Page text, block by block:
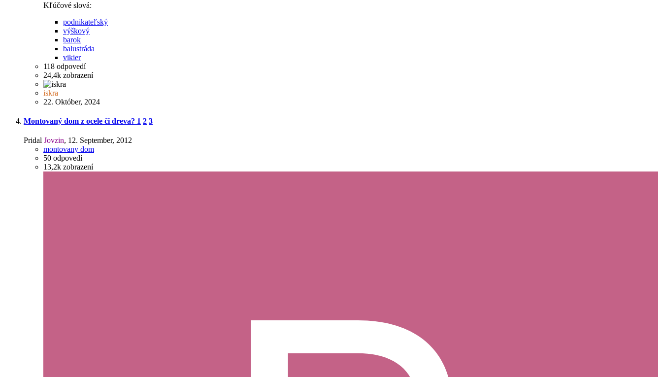
Kľúčové slová:
podnikateľský
výškový
barok
balustráda
vikier
118 odpovedí
24,4k zobrazení
iskra
22. Október, 2024
Montovaný dom z ocele či dreva? 1 2 3
Pridal Jovzin, 12. September, 2012
montovany dom
50 odpovedí
13,2k zobrazení